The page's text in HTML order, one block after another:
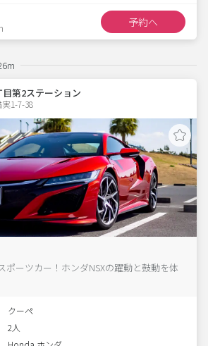
予約へ
第2ステーション
1-7-38
ポーツカー！ホンダNSXの躍動と鼓動を体
クーペ
2人